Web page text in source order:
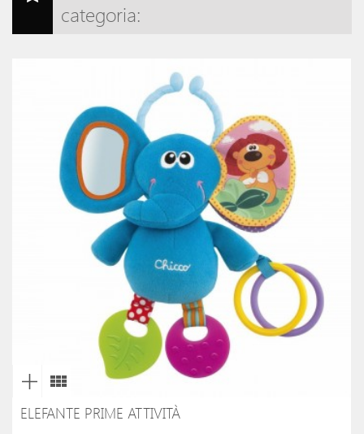
categoria:
ELEFANTE PRIME ATTIVITÀ